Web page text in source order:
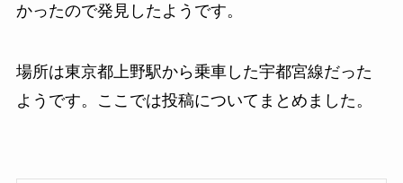
かったので発見したようです。
場所は東京都上野駅から乗車した宇都宮線だった
ようです。ここでは投稿についてまとめました。